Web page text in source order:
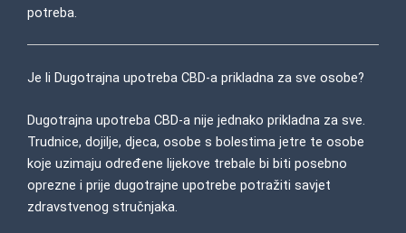
potreba.
Je li Dugotrajna upotreba CBD-a prikladna za sve osobe?
Dugotrajna upotreba CBD-a nije jednako prikladna za sve.
Trudnice, dojilje, djeca, osobe s bolestima jetre te osobe
koje uzimaju određene lijekove trebale bi biti posebno
oprezne i prije dugotrajne upotrebe potražiti savjet
zdravstvenog stručnjaka.